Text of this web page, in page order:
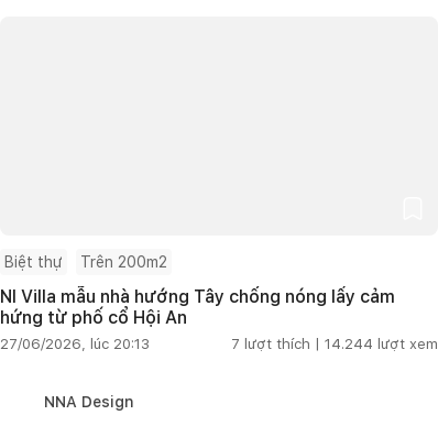
Biệt thự Trên 200m2
NI Villa mẫu nhà hướng Tây chống nóng lấy cảm
hứng từ phố cổ Hội An
27/06/2026, lúc 20:13 7 lượt thích | 14.244 lượt xem
NNA Design